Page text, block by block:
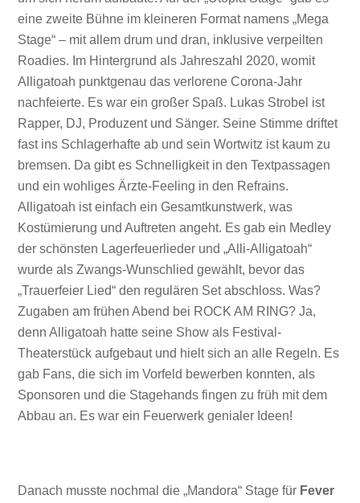
eine zweite Bühne im kleineren Format namens „Mega
Stage“ – mit allem drum und dran, inklusive verpeilten
Roadies. Im Hintergrund als Jahreszahl 2020, womit
Alligatoah punktgenau das verlorene Corona-Jahr
nachfeierte. Es war ein großer Spaß. Lukas Strobel ist
Rapper, DJ, Produzent und Sänger. Seine Stimme driftet
fast ins Schlagerhafte ab und sein Wortwitz ist kaum zu
bremsen. Da gibt es Schnelligkeit in den Textpassagen
und ein wohliges Ärzte-Feeling in den Refrains.
Alligatoah ist einfach ein Gesamtkunstwerk, was
Kostümierung und Auftreten angeht. Es gab ein Medley
der schönsten Lagerfeuerlieder und „Alli-Alligatoah“
wurde als Zwangs-Wunschlied gewählt, bevor das
„Trauerfeier Lied“ den regulären Set abschloss. Was?
Zugaben am frühen Abend bei ROCK AM RING? Ja,
denn Alligatoah hatte seine Show als Festival-
Theaterstück aufgebaut und hielt sich an alle Regeln. Es
gab Fans, die sich im Vorfeld bewerben konnten, als
Sponsoren und die Stagehands fingen zu früh mit dem
Abbau an. Es war ein Feuerwerk genialer Ideen!
Danach musste nochmal die „Mandora“ Stage für Fever